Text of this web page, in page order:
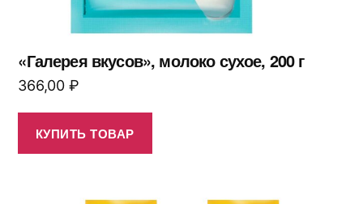
«Галерея вкусов», молоко сухое, 200 г
366,00 ₽
КУПИТЬ ТОВАР